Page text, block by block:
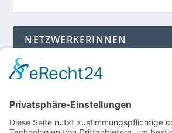
NETZWERKERINNEN
Login für Mitglieder
niederrhein?Hier gibt es weitere
Für Mitgliedsfrauen: zum Erstellen